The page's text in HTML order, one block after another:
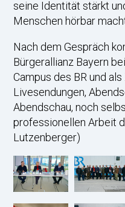
seine Identität stärkt
Menschen hörbar
Nach dem Gespräch
Bürgerallianz Bayern
Campus des BR und
Livesendungen,
Abendschau, noch
professionellen Arbeit
Lutzenberger)